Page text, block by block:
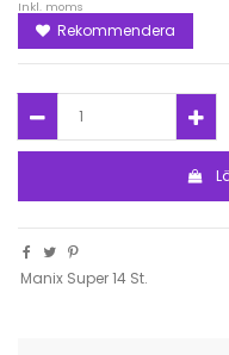
Inkl. moms
Rekommendera
Manix Super 14 St.